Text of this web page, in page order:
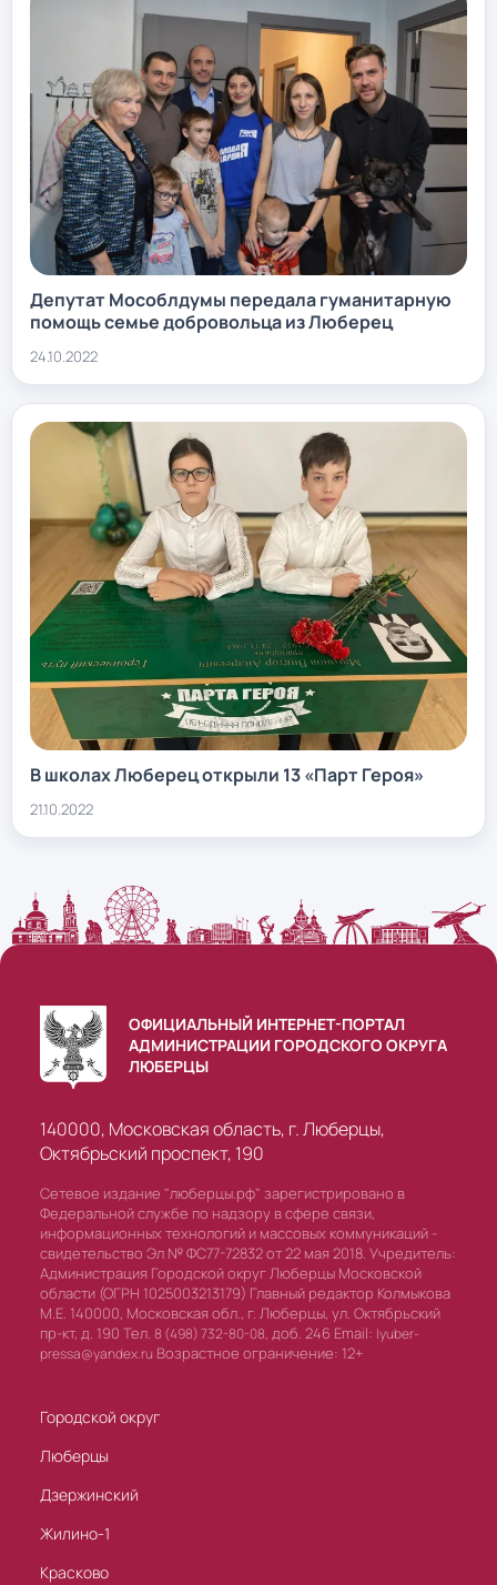
Депутат Мособлдумы передала гуманитарную
помощь семье добровольца из Люберец
24.10.2022
В школах Люберец открыли 13 «Парт Героя»
21.10.2022
ОФИЦИАЛЬНЫЙ ИНТЕРНЕТ-ПОРТАЛ
АДМИНИСТРАЦИИ ГОРОДСКОГО ОКРУГА
ЛЮБЕРЦЫ
140000, Московская область, г. Люберцы,
Октябрьский проспект, 190
Сетевое издание "люберцы.рф" зарегистрировано в
Федеральной службе по надзору в сфере связи,
информационных технологий и массовых коммуникаций -
свидетельство Эл № ФС77-72832 от 22 мая 2018. Учредитель:
Администрация Городской округ Люберцы Московской
области (ОГРН 1025003213179) Главный редактор Колмыкова
М.Е. 140000, Московская обл., г. Люберцы, ул. Октябрьский
пр-кт, д. 190 Тел. 8 (498) 732-80-08, доб. 246 Email: lyuber-
pressa@yandex.ru Возрастное ограничение: 12+
Городской округ
Люберцы
Дзержинский
Жилино-1
Красково